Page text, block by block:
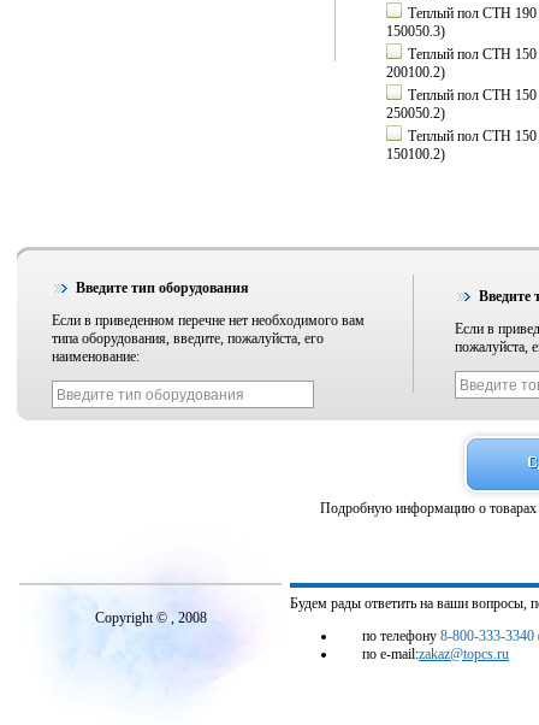
Теплый пол СТН 190
150050.3)
Теплый пол СТН
200100.2)
Теплый пол СТН 150
250050.2)
Теплый пол СТН
150100.2)
Введите тип оборудования
Если в приведенном перечне нет необходимого вам
типа оборудования, введите, пожалуйста, его
наименование:
Введите
Если в
пожалуйста,
Подробную информацию о товарах
Copyright © , 2008
Будем рады ответить на ваши вопросы,
по телефону 8-800-333-3340
по e-mail:zakaz@topcs.ru